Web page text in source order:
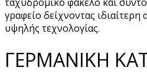
γραφείο δείχνοντας
υψηλής τεχνολογίας.
ΓΕΡΜΑΝΙΚΗ